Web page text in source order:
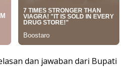
dan jawaban dari Bupati